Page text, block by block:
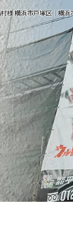
様 横浜市戸塚区｜横